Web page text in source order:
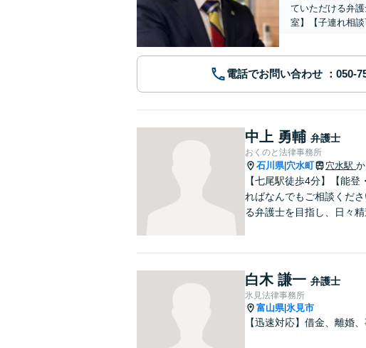
ていただける弁
室】【子連れ相談
電話でお問い合わせ
中上 勇輔 弁護士
おくのと法律事務所
石川県| 穴水町 穴水駅
【七尾駅徒歩4分】【能
ればなんでもご相談くだ
る弁護士を目指し、日々
白木 謙一 弁護士
氷見法律事務所
富山県| 氷見市
【迅速対応】借金、離婚